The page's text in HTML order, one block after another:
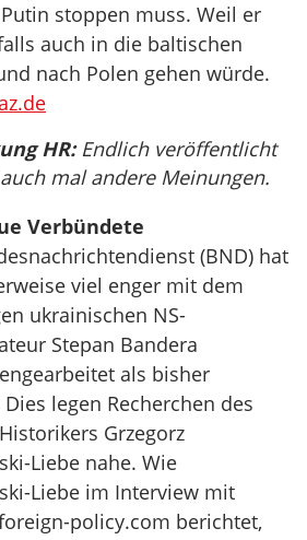
stoppen muss. Weil er
auch in die baltischen
nach Polen gehen würde.
HR:Endlich veröffentlicht
auch mal andere Meinungen.
Verbündete
(BND) hat
viel enger mit dem
ukrainischen NS-
Stepan Bandera
als bisher
legen Recherchen des
Grzegorz
Liebe nahe. Wie
Liebe im Interview mit
policy.com berichtet,